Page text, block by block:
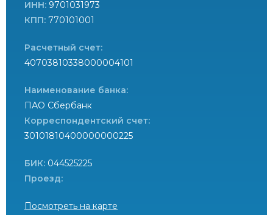
ИНН: 9701031973
КПП: 770101001
Расчетный счет:
40703810338000004101
Наименование банка:
ПАО Сбербанк
Корреспондентский счет:
30101810400000000225
БИК: 044525225
Проезд:
Посмотреть на карте